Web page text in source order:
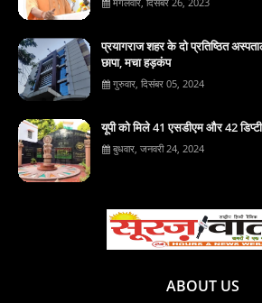
प्रयागराज शहर के दो प्रतिष्ठित
छापा, मचा हड़कंप
गुरुवार, दिसंबर 05, 2024
यूपी को मिले 41 एसडीएम और 42
बुधवार, जनवरी 24, 2024
ABOUT US